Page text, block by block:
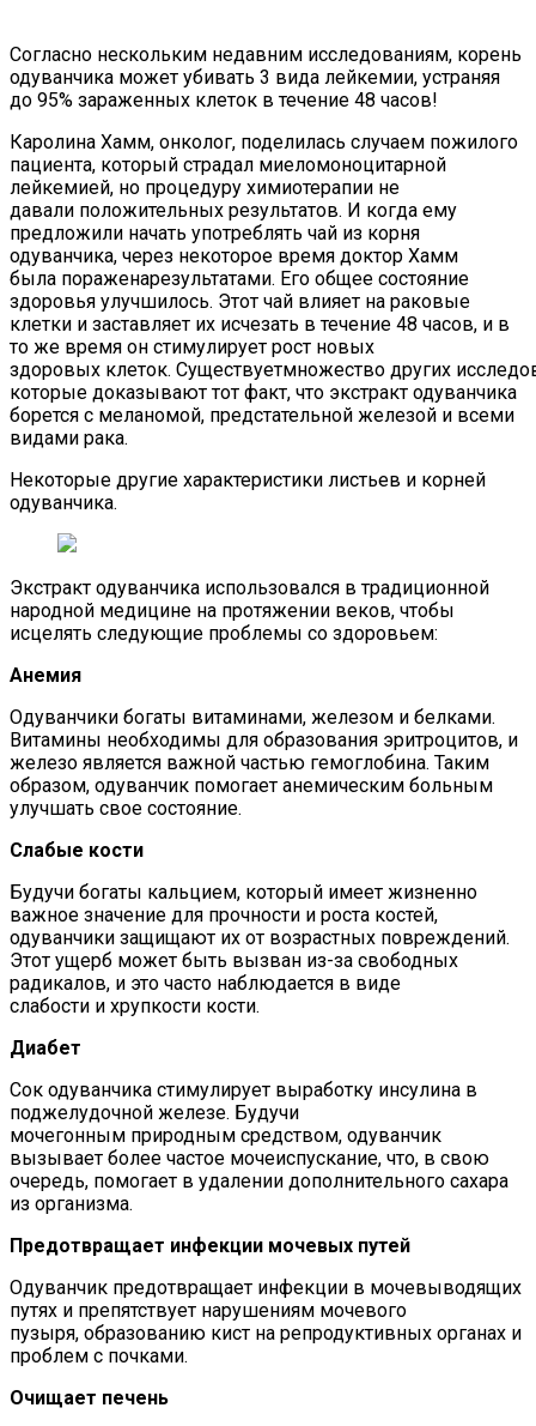
Согласно нескольким недавним исследованиям, корень
одуванчика может убивать 3 вида лейкемии, устраняя
до 95% зараженных клеток в течение 48 часов!
Каролина Хамм, онколог, поделилась случаем пожилого
пациента, который страдал миеломоноцитарной
лейкемией, но процедуру химиотерапии не
давали положительных результатов. И когда ему
предложили начать употреблять чай из корня
одуванчика, через некоторое время доктор Хамм
была пораженарезультатами. Его общее состояние
здоровья улучшилось. Этот чай влияет на раковые
клетки и заставляет их исчезать в течение 48 часов, и в
то же время он стимулирует рост новых
здоровых клеток. Существуетмножество других
которые доказывают тот факт, что экстракт одуванчика
борется с меланомой, предстательной железой и всеми
видами рака.
Некоторые другие характеристики листьев и корней
одуванчика.
Экстракт одуванчика использовался в традиционной
народной медицине на протяжении веков, чтобы
исцелять следующие проблемы со здоровьем:
Анемия
Одуванчики богаты витаминами, железом и белками.
Витамины необходимы для образования эритроцитов, и
железо является важной частью гемоглобина. Таким
образом, одуванчик помогает анемическим больным
улучшать свое состояние.
Слабые кости
Будучи богаты кальцием, который имеет жизненно
важное значение для прочности и роста костей,
одуванчики защищают их от возрастных повреждений.
Этот ущерб может быть вызван из-за свободных
радикалов, и это часто наблюдается в виде
слабости и хрупкости кости.
Диабет
Сок одуванчика стимулирует выработку инсулина в
поджелудочной железе. Будучи
мочегонным природным средством, одуванчик
вызывает более частое мочеиспускание, что, в свою
очередь, помогает в удалении дополнительного сахара
из организма.
Предотвращает инфекции мочевых путей
Одуванчик предотвращает инфекции в мочевыводящих
путях и препятствует нарушениям мочевого
пузыря, образованию кист на репродуктивных органах и
проблем с почками.
Очищает печень